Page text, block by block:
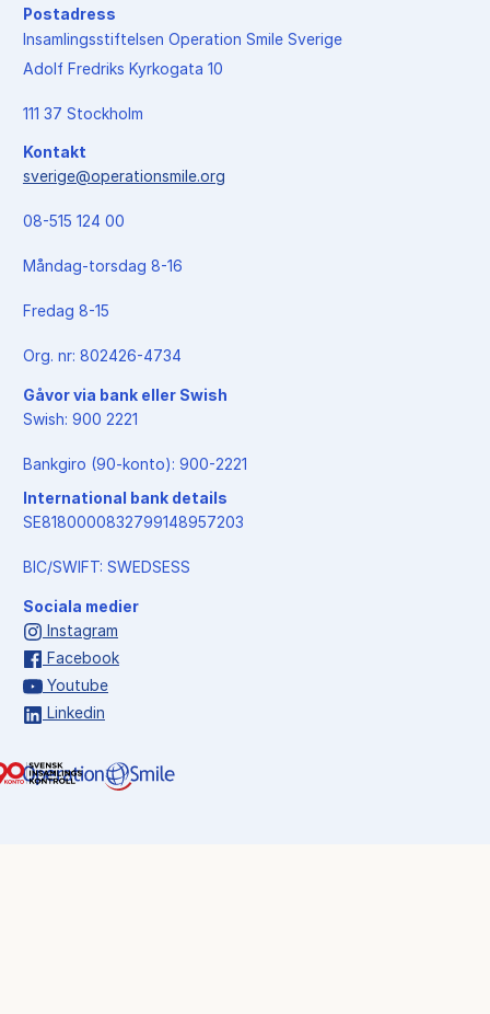
Postadress
Insamlingsstiftelsen Operation Smile Sverige
Adolf Fredriks Kyrkogata 10
111 37 Stockholm
Kontakt
sverige@operationsmile.org
08-515 124 00
Måndag-torsdag 8-16
Fredag 8-15
Org. nr: 802426-4734
Gåvor via bank eller Swish
Swish: 900 2221
Bankgiro (90-konto): 900-2221
International bank details
SE8180000832799148957203
BIC/SWIFT: SWEDSESS
Sociala medier
Instagram
Facebook
Youtube
Linkedin